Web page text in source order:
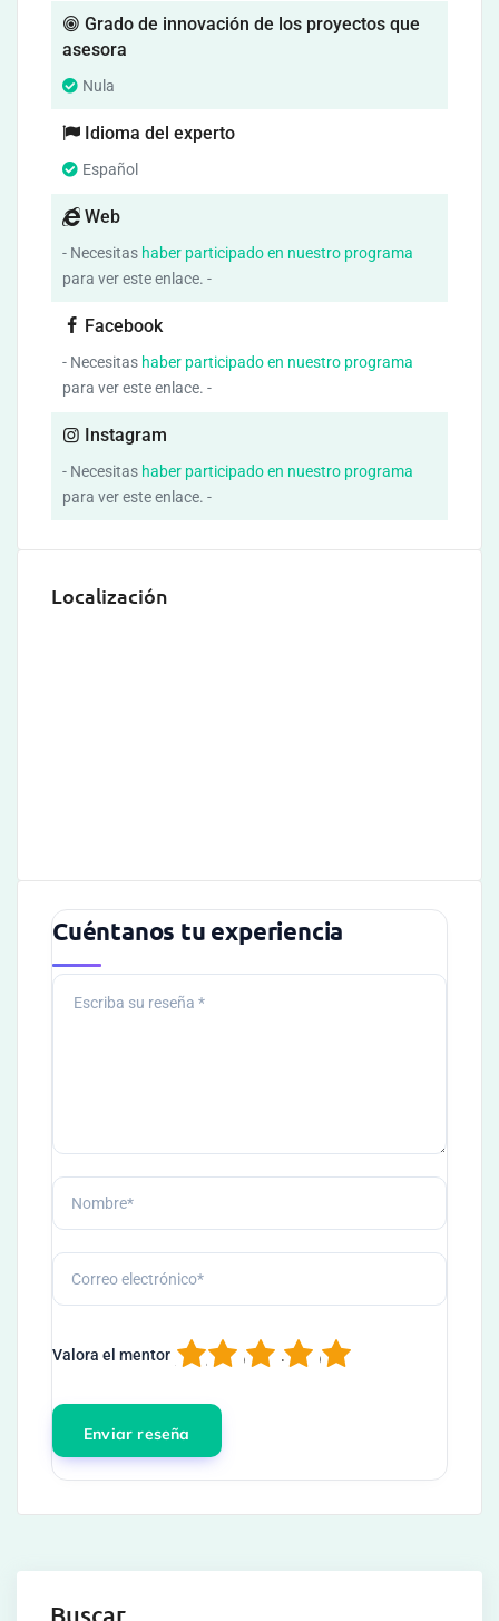
Grado de innovación de los proyectos que
asesora
Nula
Idioma del experto
Español
Web
- Necesitas haber participado en nuestro programa
para ver este enlace. -
Facebook
- Necesitas haber participado en nuestro programa
para ver este enlace. -
Instagram
- Necesitas haber participado en nuestro programa
para ver este enlace. -
Localización
Cuéntanos tu experiencia
Valora el mentor 5
4
3
2
1